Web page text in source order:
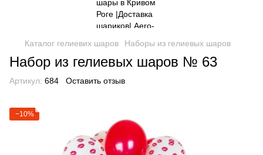
Каталог гелиевих шаров Наборы из гелиевых шаров
Набор из гелиевых шаров № 63
Артикул: 684 Оставить отзыв
−10%